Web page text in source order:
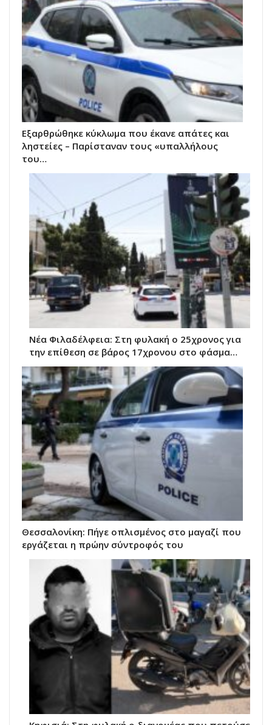
Εξαρθρώθηκε κύκλωμα που έκανε απάτες και
ληστείες – Παρίσταναν τους «υπαλλήλους
του…
Νέα Φιλαδέλφεια: Στη φυλακή ο 25χρονος για
την επίθεση σε βάρος 17χρονου στο φάσμα…
Θεσσαλονίκη: Πήγε οπλισμένος στο μαγαζί που
εργάζεται η πρώην σύντροφός του